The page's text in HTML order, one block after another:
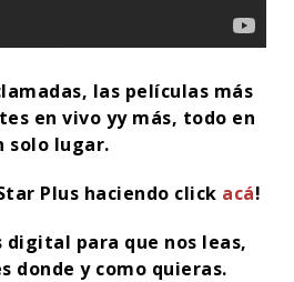
las películas más
en vivo yy más, todo en
solo lugar.
Plus haciendo click acá!
digital para que nos leas,
donde y como quieras.